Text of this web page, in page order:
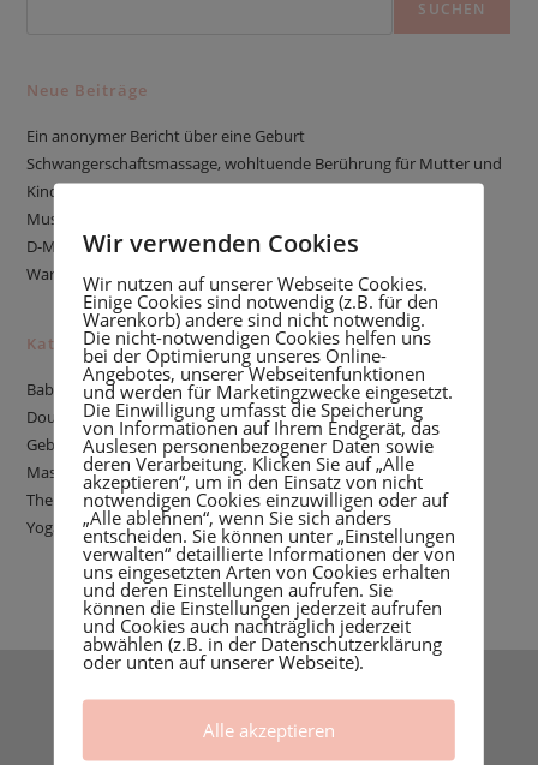
SUCHEN
Neue Beiträge
Ein anonymer Bericht über eine Geburt
Schwangerschaftsmassage, wohltuende Berührung für Mutter und
Kind
Muss ich pumpen, um erfolgreich stillen zu können?
D-MER: Wenn Stillen plötzlich negative Gefühle auslöst
Warum eine Stillberatung buchen?
Kategorien
Babyschlaf
Doula
Geburtsgeschichte
Massage
Thema Stillen
Yoga
Wir verwenden Cookies
Wir nutzen auf unserer Webseite Cookies.
Einige Cookies sind notwendig (z.B. für den
Warenkorb) andere sind nicht notwendig.
Die nicht-notwendigen Cookies helfen uns
bei der Optimierung unseres Online-
Angebotes, unserer Webseitenfunktionen
und werden für Marketingzwecke eingesetzt.
Die Einwilligung umfasst die Speicherung
von Informationen auf Ihrem Endgerät, das
Auslesen personenbezogener Daten sowie
deren Verarbeitung. Klicken Sie auf „Alle
akzeptieren“, um in den Einsatz von nicht
notwendigen Cookies einzuwilligen oder auf
„Alle ablehnen“, wenn Sie sich anders
entscheiden. Sie können unter „Einstellungen
verwalten“ detaillierte Informationen der von
uns eingesetzten Arten von Cookies erhalten
und deren Einstellungen aufrufen. Sie
können die Einstellungen jederzeit aufrufen
und Cookies auch nachträglich jederzeit
abwählen (z.B. in der Datenschutzerklärung
oder unten auf unserer Webseite).
Alle akzeptieren